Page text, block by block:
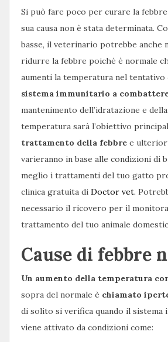
Si può fare poco per curare la
sua causa non è stata determinata.
basse, il veterinario potrebbe anche
ridurre la febbre poiché è normale
aumenti la temperatura nel tentativo
sistema immunitario a
mantenimento dell’idratazione e
temperatura sarà l’obiettivo
trattamento della febbre e
varieranno in base alle condizioni di
meglio i trattamenti del tuo gatto
clinica gratuita di Doctor vet.
necessario il ricovero per il
trattamento del tuo animale
Cause di febbre
Un aumento della temperatura
sopra del normale è chiamato
di solito si verifica quando il sistema
viene attivato da condizioni come: